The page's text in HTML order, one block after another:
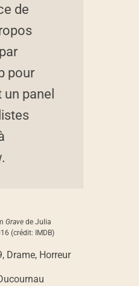
de
pour
un panel
Gravede Julia
(crédit: IMDB)
Drame, Horreur